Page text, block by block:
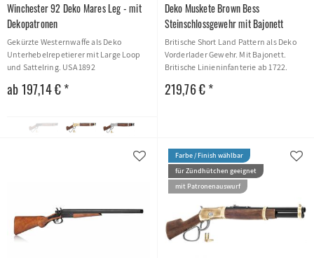
Winchester 92 Deko Mares Leg - mit
Dekopatronen
Gekürzte Westernwaffe als Deko
Unterhebelrepetierer mit Large Loop
und Sattelring. USA 1892
ab 197,14 € *
Deko Muskete Brown Bess
Steinschlossgewehr mit Bajonett
Britische Short Land Pattern als Deko
Vorderlader Gewehr. Mit Bajonett.
Britische Linieninfanterie ab 1722.
219,76 € *
Farbe / Finish wählbar
für Zündhütchen geeignet
mit Patronenauswurf